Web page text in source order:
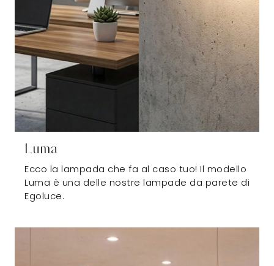
Luma
Ecco la lampada che fa al caso tuo! Il modello
Luma è una delle nostre lampade da parete di
Egoluce.